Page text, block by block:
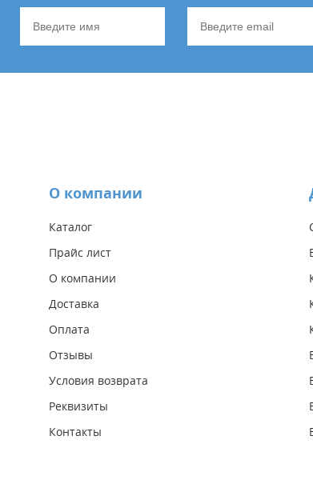
О компании
Каталог
Прайс лист
О компании
Доставка
Оплата
Отзывы
Условия возврата
Реквизиты
Контакты